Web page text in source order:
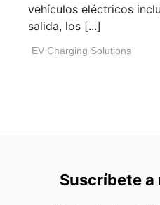
vehículos eléctricos
salida, los [...]
EV Charging Solutions
Suscríbete